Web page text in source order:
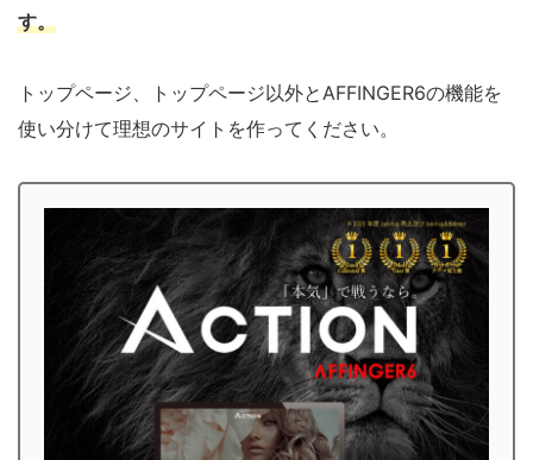
す。
トップページ、トップページ以外とAFFINGER6の機能を
使い分けて理想のサイトを作ってください。